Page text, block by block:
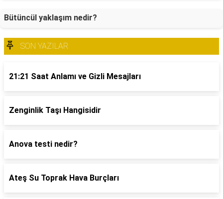
Bütüncül yaklaşım nedir?
SON YAZILAR
21:21 Saat Anlamı ve Gizli Mesajları
Zenginlik Taşı Hangisidir
Anova testi nedir?
Ateş Su Toprak Hava Burçları